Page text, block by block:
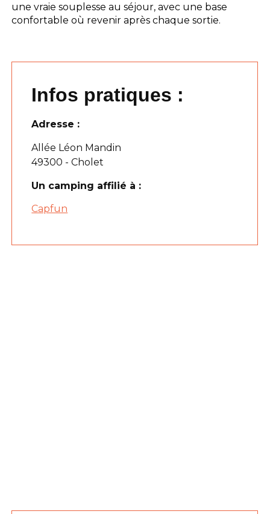
une vraie souplesse au séjour, avec une base
confortable où revenir après chaque sortie.
Infos pratiques :
Adresse :
Allée Léon Mandin
49300 - Cholet
Un camping affilié à :
Capfun